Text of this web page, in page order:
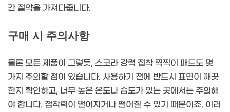
간 절약을 가져다줍니다.
구매 시 주의사항
물론 모든 제품이 그렇듯, 스코라 강력 접착 찍찍이 패드도 몇
가지 주의할 점이 있습니다. 사용하기 전에 반드시 표면이 깨끗
한지 확인하고, 너무 높은 온도나 습도가 있는 곳에서는 주의해
야 합니다. 접착력이 떨어지거나 떨어질 수 있기 때문이죠. 이러